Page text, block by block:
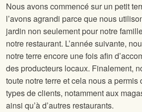
Nous avons commencé sur un petit
l’avons agrandi parce que nous
jardin non seulement pour notre
notre restaurant. L’année suivante,
notre terre encore une fois afin
des producteurs locaux. Finalement,
toute notre terre et cela nous a
types de clients, notamment aux
ainsi qu’à d’autres restaurants.